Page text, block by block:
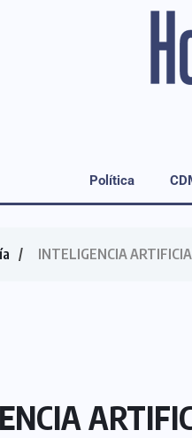
Política
INTELIGENCIA